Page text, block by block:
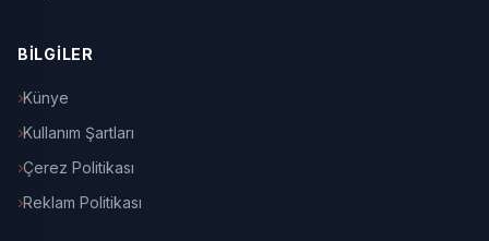
BİLGİLER
Künye
Kullanım Şartları
Çerez Politikası
Reklam Politikası